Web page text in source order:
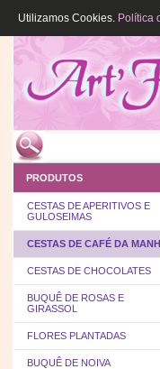
PRODUTOS
CESTAS DE APERITIVOS E
GULOSEIMAS
CESTAS DE CAFÉ DA
CESTAS DE CHOCOLATES
BUQUÊ DE ROSAS E
GIRASSOL
FLORES PLANTADAS
BUQUÊ DE NOIVA
Utilizamos Cookies. Política